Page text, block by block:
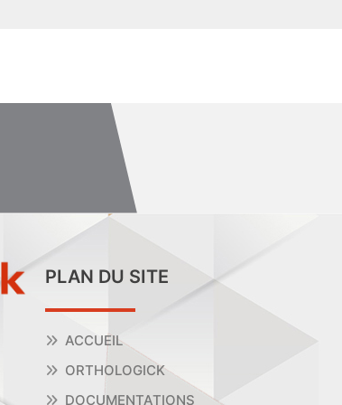
PLAN DU SITE
ACCUEIL
ORTHOLOGICK
DOCUMENTATIONS